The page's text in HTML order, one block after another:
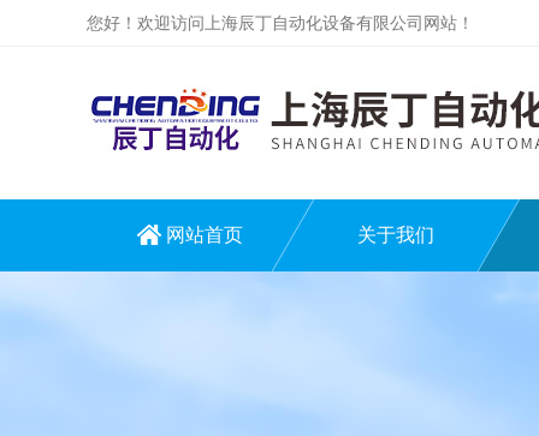
您好！欢迎访问上海辰丁自动化设备有限公司网站！
网站首页 关于我们